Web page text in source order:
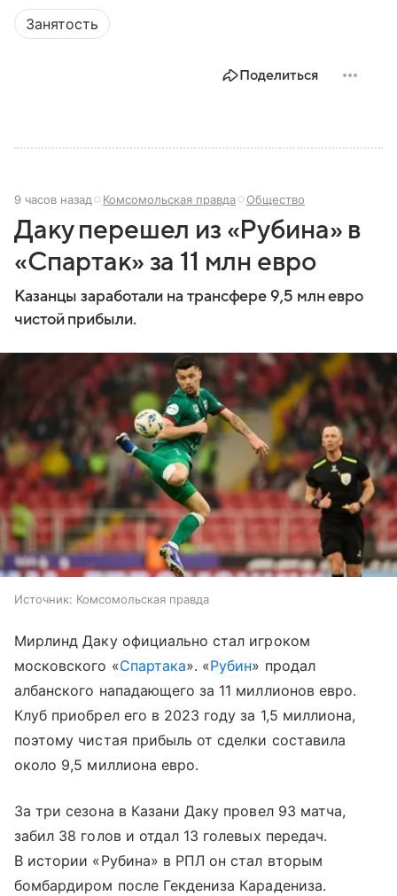
промышленностью, богатым историческим
наследием, многонациональным населением и
Занятость
Поделиться
9 часов назад Комсомольская правда Общество
Даку перешел из «Рубина» в
«Спартак» за 11 млн евро
Казанцы заработали на трансфере 9,5 млн евро
чистой прибыли.
Источник: Комсомольская правда
Мирлинд Даку официально стал игроком
московского «Спартака». «Рубин» продал
албанского нападающего за 11 миллионов евро.
Клуб приобрел его в 2023 году за 1,5 миллиона,
поэтому чистая прибыль от сделки составила
около 9,5 миллиона евро.
За три сезона в Казани Даку провел 93 матча,
забил 38 голов и отдал 13 голевых передач.
В истории «Рубина» в РПЛ он стал вторым
бомбардиром после Гекдениза Карадениза.